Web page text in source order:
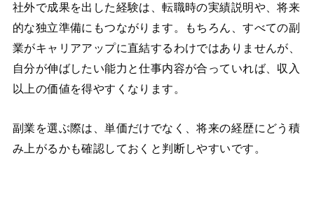
社外で成果を出した経験は、転職時の実績説明や、将来
的な独立準備にもつながります。もちろん、すべての副
業がキャリアアップに直結するわけではありませんが、
自分が伸ばしたい能力と仕事内容が合っていれば、収入
以上の価値を得やすくなります。
副業を選ぶ際は、単価だけでなく、将来の経歴にどう積
み上がるかも確認しておくと判断しやすいです。